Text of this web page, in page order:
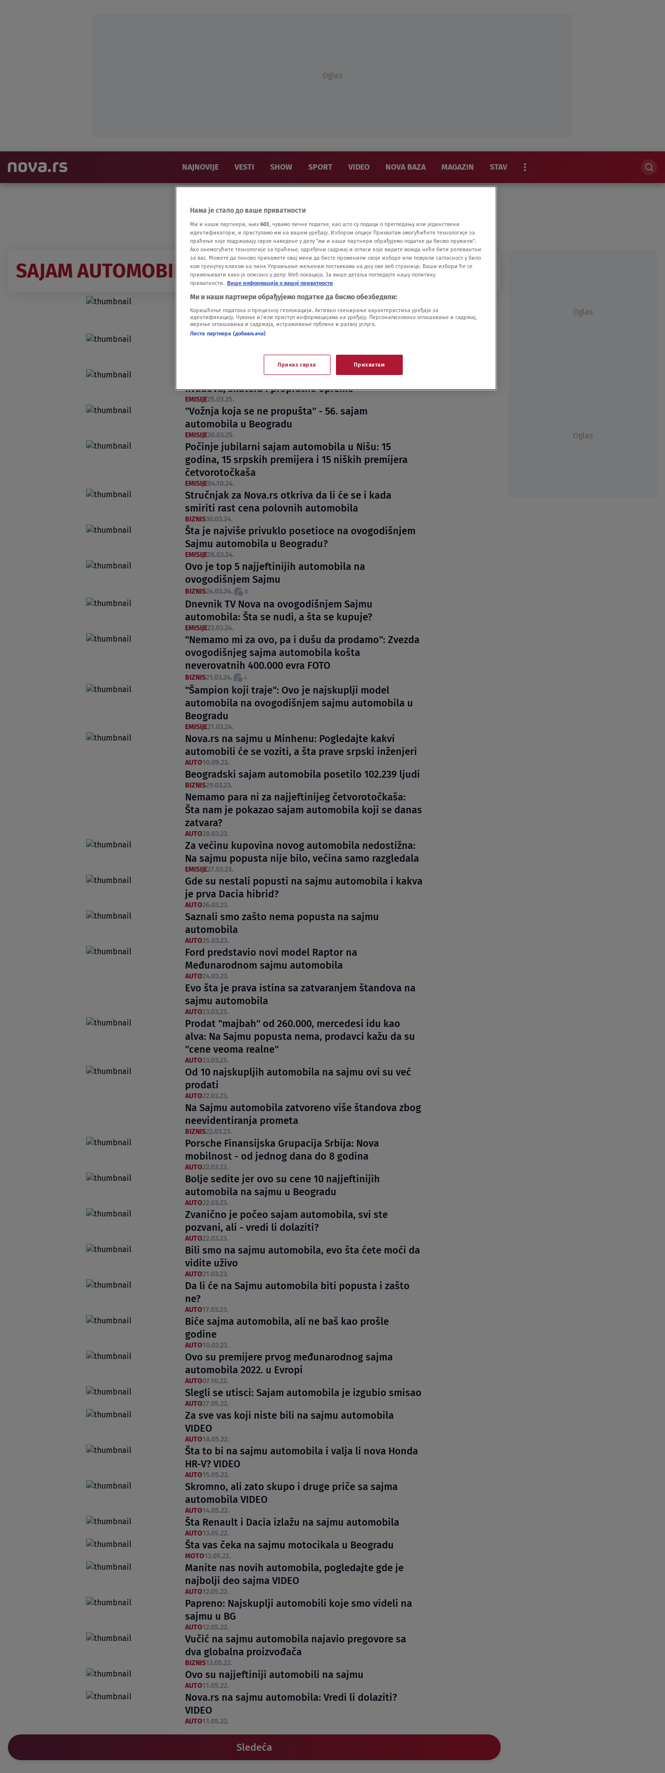
Oglas
NAJNOVIJE VESTI SHOW SPORT VIDEO NOVA BAZA MAGAZIN STAV
EKSKLUZIVNO
SAJAM AUTOMOBILA
Sve je više kineskih automobila: Čak 20 izlagača na
Sajmu u Beogradu
UNCATEGORIZED26.03.25. 2
Lizing tržište u Srbiji dostiglo rekordnih milijardu
Pogledajte šta vas očekuje na 17. sajmu motocikala,
kvadova, skutera i propratne opreme
EMISIJE25.03.25.
"Vožnja koja se ne propušta" - 56. sajam
automobila u Beogradu
EMISIJE20.03.25.
Počinje jubilarni sajam automobila u Nišu: 15
godina, 15 srpskih premijera i 15 niških premijera
četvorotočkaša
EMISIJE04.10.24.
Stručnjak za Nova.rs otkriva da li će se i kada
smiriti rast cena polovnih automobila
BIZNIS30.03.24.
Šta je najviše privuklo posetioce na ovogodišnjem
Sajmu automobila u Beogradu?
EMISIJE26.03.24.
Ovo je top 5 najjeftinijih automobila na
ovogodišnjem Sajmu
BIZNIS24.03.24. 8
Dnevnik TV Nova na ovogodišnjem Sajmu
automobila: Šta se nudi, a šta se kupuje?
EMISIJE22.03.24.
"Nemamo mi za ovo, pa i dušu da prodamo": Zvezda
ovogodišnjeg sajma automobila košta
neverovatnih 400.000 evra FOTO
BIZNIS21.03.24. 4
"Šampion koji traje": Ovo je najskuplji model
automobila na ovogodišnjem sajmu automobila u
Beogradu
EMISIJE21.03.24.
Nova.rs na sajmu u Minhenu: Pogledajte kakvi
automobili će se voziti, a šta prave srpski inženjeri
AUTO10.09.23.
Beogradski sajam automobila posetilo 102.239 ljudi
BIZNIS29.03.23.
Nemamo para ni za najjeftinijeg četvorotočkaša:
Šta nam je pokazao sajam automobila koji se danas
zatvara?
AUTO28.03.23.
Za većinu kupovina novog automobila nedostižna:
Na sajmu popusta nije bilo, većina samo razgledala
EMISIJE27.03.23.
Gde su nestali popusti na sajmu automobila i kakva
je prva Dacia hibrid?
AUTO26.03.23.
Saznali smo zašto nema popusta na sajmu
automobila
AUTO25.03.23.
Ford predstavio novi model Raptor na
Međunarodnom sajmu automobila
AUTO24.03.23.
Evo šta je prava istina sa zatvaranjem štandova na
sajmu automobila
AUTO23.03.23.
Prodat "majbah" od 260.000, mercedesi idu kao
alva: Na Sajmu popusta nema, prodavci kažu da su
"cene veoma realne"
AUTO23.03.23.
Od 10 najskupljih automobila na sajmu ovi su već
prodati
AUTO22.03.23.
Na Sajmu automobila zatvoreno više štandova zbog
neevidentiranja prometa
BIZNIS22.03.23.
Porsche Finansijska Grupacija Srbija: Nova
mobilnost - od jednog dana do 8 godina
AUTO22.03.23.
Bolje sedite jer ovo su cene 10 najjeftinijih
automobila na sajmu u Beogradu
AUTO22.03.23.
Zvanično je počeo sajam automobila, svi ste
pozvani, ali - vredi li dolaziti?
AUTO22.03.23.
Bili smo na sajmu automobila, evo šta ćete moći da
vidite uživo
AUTO21.03.23.
Da li će na Sajmu automobila biti popusta i zašto
ne?
AUTO17.03.23.
Biće sajma automobila, ali ne baš kao prošle
godine
AUTO10.02.23.
Ovo su premijere prvog međunarodnog sajma
automobila 2022. u Evropi
AUTO07.10.22.
Slegli se utisci: Sajam automobila je izgubio smisao
AUTO27.05.22.
Za sve vas koji niste bili na sajmu automobila
VIDEO
AUTO18.05.22.
Šta to bi na sajmu automobila i valja li nova Honda
HR-V? VIDEO
AUTO15.05.22.
Skromno, ali zato skupo i druge priče sa sajma
automobila VIDEO
AUTO14.05.22.
Šta Renault i Dacia izlažu na sajmu automobila
AUTO13.05.22.
Šta vas čeka na sajmu motocikala u Beogradu
MOTO12.05.22.
Manite nas novih automobila, pogledajte gde je
najbolji deo sajma VIDEO
AUTO12.05.22.
Papreno: Najskuplji automobili koje smo videli na
sajmu u BG
AUTO12.05.22.
Vučić na sajmu automobila najavio pregovore sa
dva globalna proizvođača
BIZNIS12.05.22.
Ovo su najjeftiniji automobili na sajmu
AUTO11.05.22.
Nova.rs na sajmu automobila: Vredi li dolaziti?
VIDEO
AUTO11.05.22.
Sledeća
Oglas
Oglas
Нама је стало до ваше приватности
Ми и наши партнери, њих 603, чувамо личне податке, као што су подаци о прегледању или јединствени
идентификатори, и приступамо им на вашем уређају. Избором опције Прихватам омогућићете технологије за
праћење које подржавају сврхе наведене у делу "ми и наши партнери обрађујемо податке да бисмо пружили".
Ако онемогућите технологије за праћење, одређени садржај и огласи које видите можда неће бити релевантни
за вас. Можете да поново прикажете овај мени да бисте променили своје изборе или повукли сагласност у било
ком тренутку кликом на линк Управљање жељеним поставкама на дну ове веб странице. Ваши избори ће се
примењивати како је описано у делу: Wеб локација. За више детаља погледајте нашу политику
приватности. Више информација о вашој приватности
Ми и наши партнери обрађујемо податке да бисмо обезбедили:
Коришћење података о прецизној геолокацији. Активно скенирање карактеристика уређаја за
идентификацију. Чување и/или приступ информацијама на уређају. Персонализовано оглашавање и садржај,
мерење оглашавања и садржаја, истраживање публике и развој услуга.
Листа партнера (добављача)
Приказ сврха Прихватам